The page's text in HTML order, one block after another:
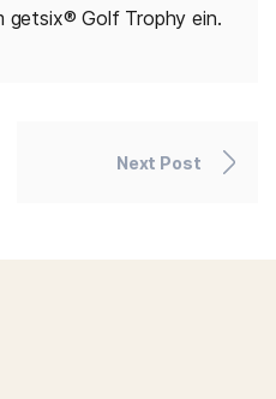
getsix® Golf Trophy ein.
Next Post